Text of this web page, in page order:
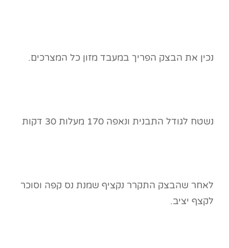
נכין את הבצק הפריך במעבד מזון כל המצרכים.
נשטח לגודל התבנית ונאפה 170 מעלות 30 דקות
לאחר שהבצק התקרר נקציף שמנת נס קפה וסוכר
לקצף יציב.